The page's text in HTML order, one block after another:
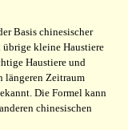
Basis chinesischer
übrige kleine Haustiere
Haustiere und
längeren Zeitraum
Die Formel kann
chinesischen